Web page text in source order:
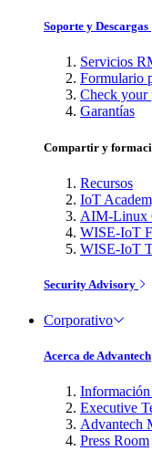
Soporte y Descargas
Servicios
Formulario
Check your
Garantías
Compartir y
Recursos
IoT
AIM-Linux
WISE-IoT
WISE-IoT
Security Advisory
Corporativo
Acerca de Advantech
Executive
Advantech
Press Room